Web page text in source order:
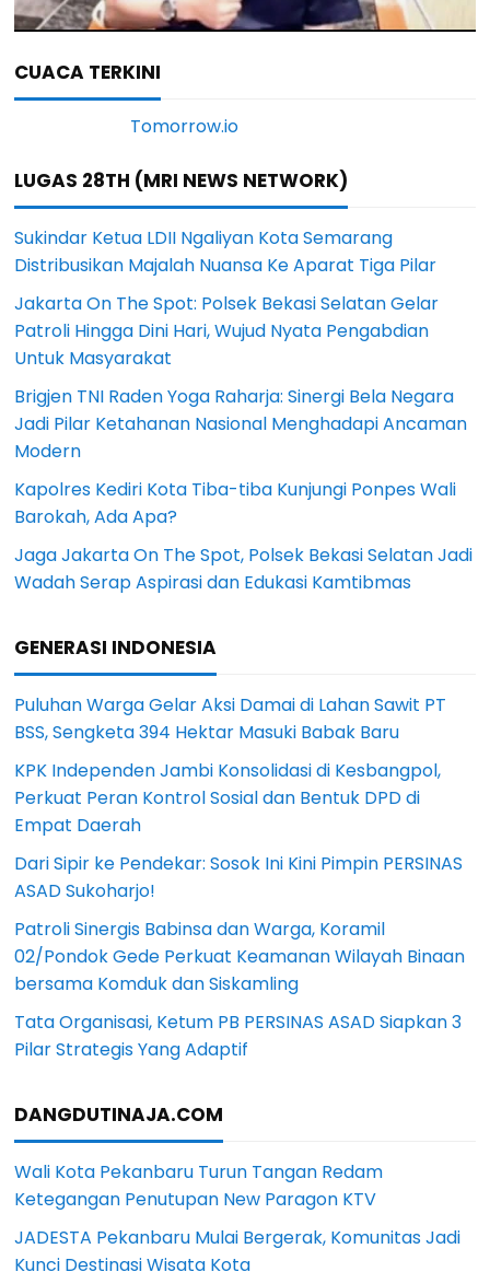
CUACA TERKINI
LUGAS 28TH (MRI NEWS NETWORK)
Sukindar Ketua LDII Ngaliyan Kota Semarang
Distribusikan Majalah Nuansa Ke Aparat Tiga Pilar
Jakarta On The Spot: Polsek Bekasi Selatan Gelar
Patroli Hingga Dini Hari, Wujud Nyata Pengabdian
Untuk Masyarakat
Brigjen TNI Raden Yoga Raharja: Sinergi Bela Negara
Jadi Pilar Ketahanan Nasional Menghadapi Ancaman
Modern
Kapolres Kediri Kota Tiba-tiba Kunjungi Ponpes Wali
Barokah, Ada Apa?
Jaga Jakarta On The Spot, Polsek Bekasi Selatan Jadi
Wadah Serap Aspirasi dan Edukasi Kamtibmas
GENERASI INDONESIA
Puluhan Warga Gelar Aksi Damai di Lahan Sawit PT
BSS, Sengketa 394 Hektar Masuki Babak Baru
KPK Independen Jambi Konsolidasi di Kesbangpol,
Perkuat Peran Kontrol Sosial dan Bentuk DPD di
Empat Daerah
Dari Sipir ke Pendekar: Sosok Ini Kini Pimpin PERSINAS
ASAD Sukoharjo!
Patroli Sinergis Babinsa dan Warga, Koramil
02/Pondok Gede Perkuat Keamanan Wilayah Binaan
bersama Komduk dan Siskamling
Tata Organisasi, Ketum PB PERSINAS ASAD Siapkan 3
Pilar Strategis Yang Adaptif
DANGDUTINAJA.COM
Wali Kota Pekanbaru Turun Tangan Redam
Ketegangan Penutupan New Paragon KTV
JADESTA Pekanbaru Mulai Bergerak, Komunitas Jadi
Kunci Destinasi Wisata Kota